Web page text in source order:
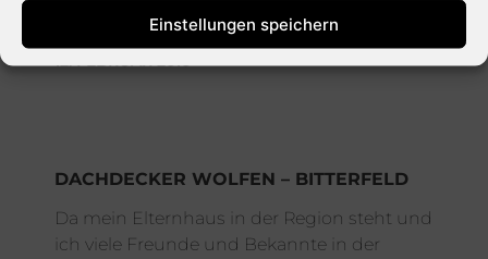
Einstellungen speichern
12. FEBRUAR 2010
DACHDECKER WOLFEN – BITTERFELD
Da mein Elternhaus in der Region steht und
ich viele Freunde und Bekannte in der